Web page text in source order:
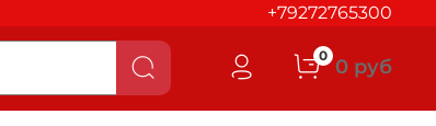
+79272765300
0 0 руб